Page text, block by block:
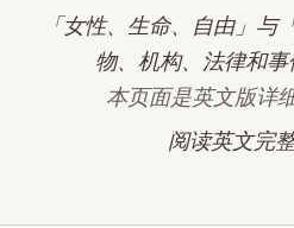
「女性、生命、自由」与
物、机构、法律和事
本页面是英文版详
阅读英文完